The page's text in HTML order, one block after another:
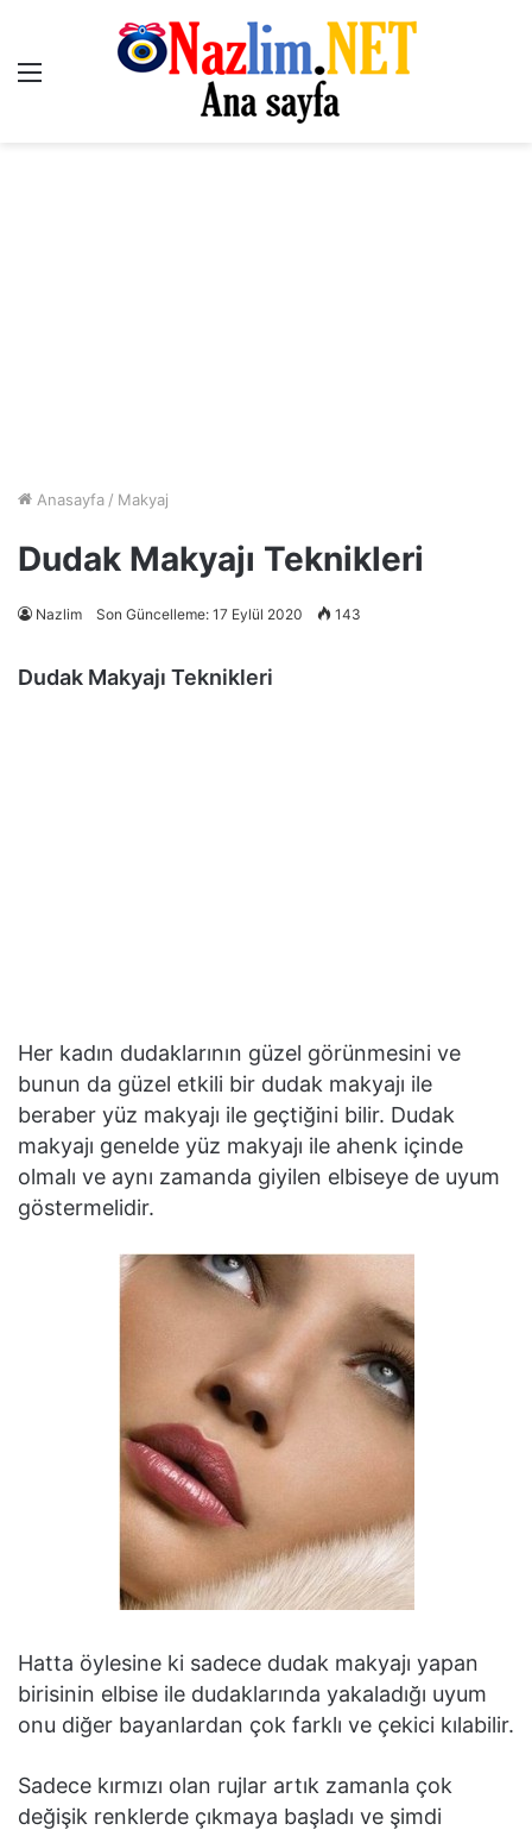
Menü
Anasayfa / Makyaj
Dudak Makyajı Teknikleri
Nazlim Son Güncelleme: 17 Eylül 2020 143
Dudak Makyajı Teknikleri
Her kadın dudaklarının güzel görünmesini ve
bunun da güzel etkili bir dudak makyajı ile
beraber yüz makyajı ile geçtiğini bilir. Dudak
makyajı genelde yüz makyajı ile ahenk içinde
olmalı ve aynı zamanda giyilen elbiseye de uyum
göstermelidir.
Hatta öylesine ki sadece dudak makyajı yapan
birisinin elbise ile dudaklarında yakaladığı uyum
onu diğer bayanlardan çok farklı ve çekici kılabilir.
Sadece kırmızı olan rujlar artık zamanla çok
değişik renklerde çıkmaya başladı ve şimdi